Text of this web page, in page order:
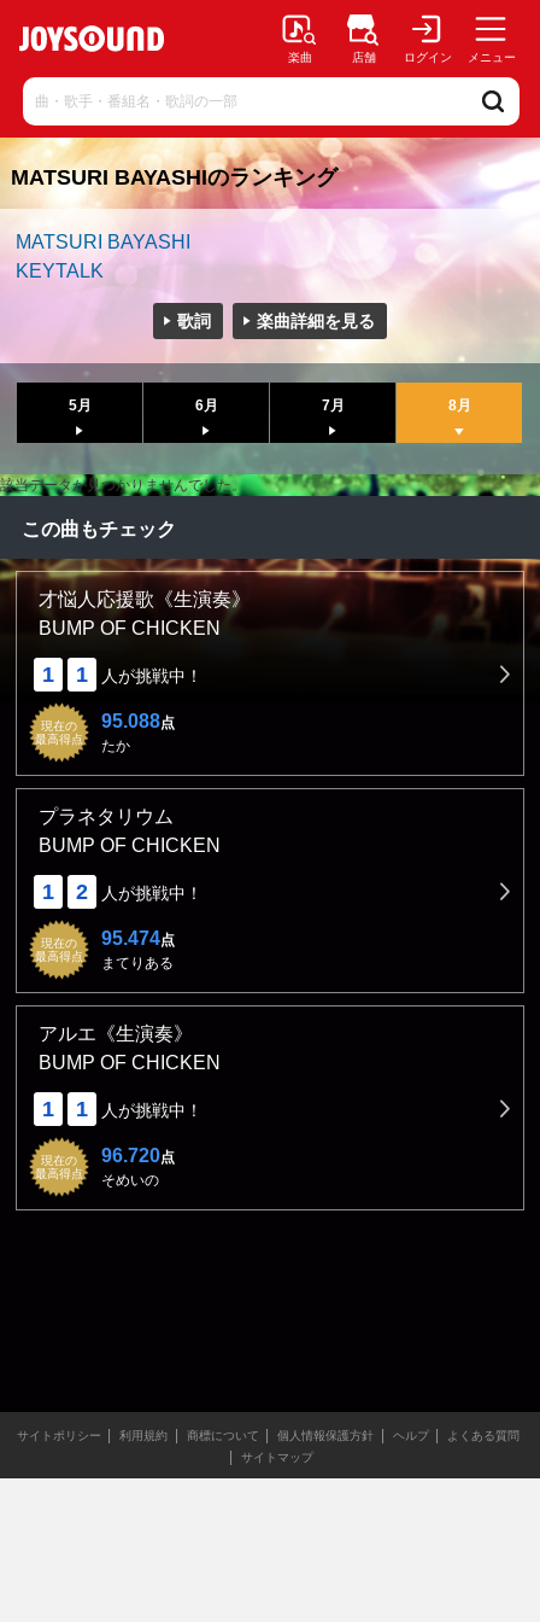
楽曲 店舗 ログイン メニュー
MATSURI BAYASHIのランキング
MATSURI BAYASHI
KEYTALK
歌詞 楽曲詳細を見る
5月 6月 7月 8月
該当データが見つかりませんでした。
この曲もチェック
才悩人応援歌《生演奏》
BUMP OF CHICKEN
1 1 人が挑戦中！
現在の
最高得点
95.088点
たか
プラネタリウム
BUMP OF CHICKEN
1 2 人が挑戦中！
現在の
最高得点
95.474点
まてりある
アルエ《生演奏》
BUMP OF CHICKEN
1 1 人が挑戦中！
現在の
最高得点
96.720点
そめいの
サイトポリシー 利用規約 商標について 個人情報保護方針 ヘルプ
よくある質問
サイトマップ